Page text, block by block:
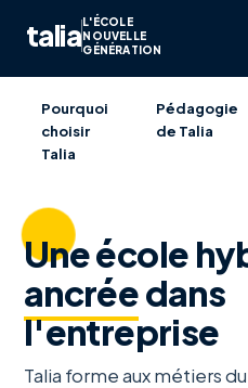
taliaL'ÉCOLE
NOUVELLE
GÉNÉRATION
Pourquoi
choisir
Talia
Pédagogie
de Talia
Une école
ancréedans
l'entreprise
Talia forme aux métiers